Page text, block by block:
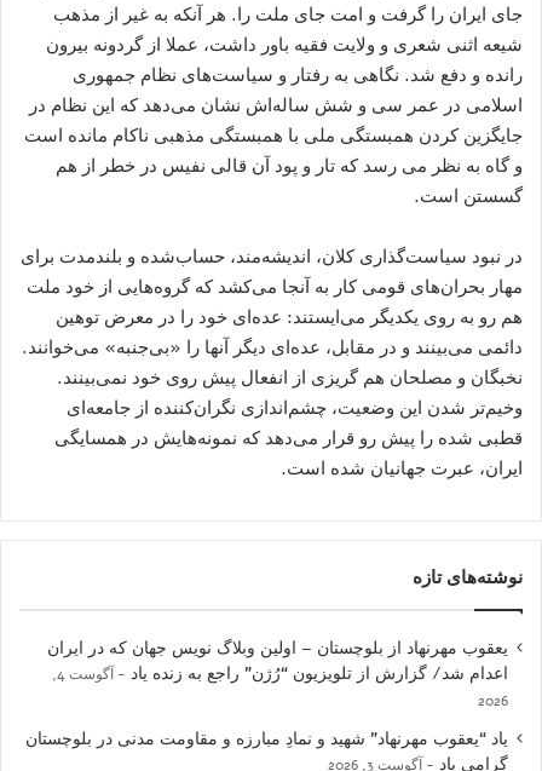
جای ایران را گرفت و امت جای ملت را. هر آنکه به غیر از مذهب
شیعه اثنی شعری و ولایت فقیه باور داشت، عملا از گردونه بیرون
رانده و دفع شد. نگاهی به رفتار و سیاست‌های نظام جمهوری
اسلامی در عمر سی و شش ساله‌اش نشان می‌دهد که این نظام در
جایگزین کردن همبستگی ملی با همبستگی مذهبی ناکام مانده است
و گاه به نظر می رسد که تار و پود آن قالی نفیس در خطر از هم
گسستن است.
در نبود سیاست‌گذاری کلان، اندیشه‌مند، حساب‌شده و بلندمدت برای
مهار بحران‌های قومی کار به آنجا می‌کشد که گروه‌هایی از خود ملت
هم رو به روی یکدیگر می‌ایستند: عده‌ای خود را در معرض توهین
دائمی می‌بینند و در مقابل،‌ عده‌ای دیگر آنها را «بی‌جنبه»‌ می‌خوانند.
نخبگان و مصلحان هم گریزی از انفعال پیش روی خود نمی‌بینند.
وخیم‌تر شدن این وضعیت، چشم‌اندازی نگران‌کننده از جامعه‌ای
قطبی شده را پیش رو قرار می‌دهد که نمونه‌هایش در همسایگی
ایران، عبرت جهانیان شده است.
نوشته‌های تازه
یعقوب مهرنهاد از بلوچستان – اولین وبلاگ نویس جهان که در ایران
اعدام شد/ گزارش از تلویزیون “رُژن” راجع به زنده یاد
آگوست 4,
2026
یاد “یعقوب مهرنهاد” شهید و نمادِ مبارزه و مقاومت مدنی در بلوچستان
گرامی باد
آگوست 3, 2026